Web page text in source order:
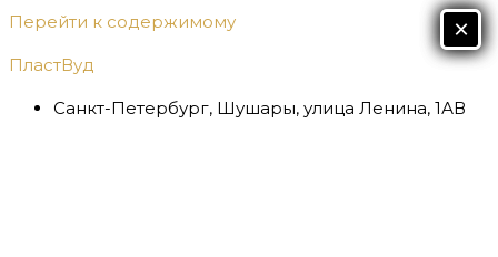
Перейти к содержимому
ПластВуд
Санкт-Петербург, Шушары, улица Ленина, 1АВ
Х
×
×